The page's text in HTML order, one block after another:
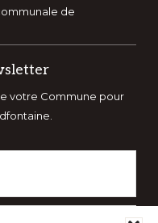
de
votre Commune pour